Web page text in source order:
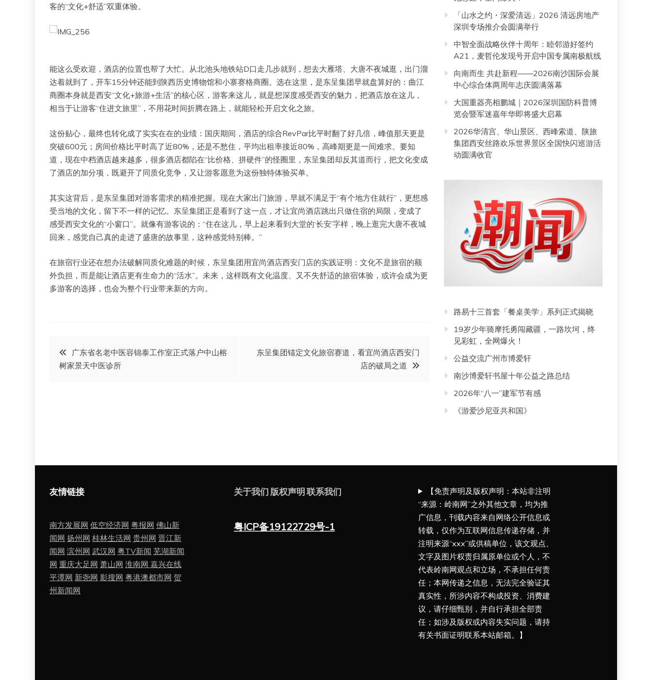
客的“文化+舒适”双重体验。
能这么受欢迎，酒店的位置也帮了大忙。从北池头地铁站D口走几步就到，想去大雁塔、大唐不夜城逛，出门溜
达着就到了，开车15分钟还能到陕西历史博物馆和小寨赛格商圈。选在这里，是东呈集团早就盘算好的：曲江
商圈本身就是西安“文化+旅游+生活”的核心区，游客来这儿，就是想深度感受西安的魅力，把酒店放在这儿，
相当于让游客“住进文旅里”，不用花时间折腾在路上，就能轻松开启文化之旅。
这份贴心，最终也转化成了实实在在的业绩：国庆期间，酒店的综合RevPar比平时翻了好几倍，峰值那天更是
突破600元；房间价格比平时高了近80%，还是不愁住，平均出租率接近80%，高峰期更是一间难求。要知
道，现在中档酒店越来越多，很多酒店都陷在“比价格、拼硬件”的怪圈里，东呈集团却反其道而行，把文化变成
了酒店的加分项，既避开了同质化竞争，又让游客愿意为这份独特体验买单。
其实这背后，是东呈集团对游客需求的精准把握。现在大家出门旅游，早就不满足于“有个地方住就行”，更想感
受当地的文化，留下不一样的记忆。东呈集团正是看到了这一点，才让宜尚酒店跳出只做住宿的局限，变成了
感受西安文化的“小窗口”。就像有游客说的：“住在这儿，早上起来看到大堂的‘长安’字样，晚上逛完大唐不夜城
回来，感觉自己真的走进了盛唐的故事里，这种感觉特别棒。”
在旅宿行业还在想办法破解同质化难题的时候，东呈集团用宜尚酒店西安门店的实践证明：文化不是旅宿的额
外负担，而是能让酒店更有生命力的“活水”。未来，这样既有文化温度、又不失舒适的旅宿体验，或许会成为更
多游客的选择，也会为整个行业带来新的方向。
文
章
广东省名老中医容锦泰工作室正式落户中山榕
树家景天中医诊所
东呈集团锚定文化旅宿赛道，看宜尚酒店西安门
店的破局之道
「山水之约・深爱清远」2026 清远房地产
深圳专场推介会圆满举行
中智全面战略伙伴十周年：睦邻游好签约
A21，麦哲伦发现号开启中国专属南极航线
向南而生 共赴新程——2026南沙国际会展
中心综合体两周年志庆圆满落幕
大国重器亮相鹏城｜2026深圳国防科普博
览会暨军迷嘉年华即将盛大启幕
2026华清宫、华山景区、西峰索道、陕旅
集团西安丝路欢乐世界景区全国快闪巡游活
动圆满收官
路易十三首套「餐桌美学」系列正式揭晓
19岁少年骑摩托勇闯藏疆，一路坎坷，终
见彩虹，全网爆火！
公益交流广州市博爱轩
南沙博爱轩书屋十年公益之路总结
2026年“八一”建军节有感
《游爱沙尼亚共和国》
友情链接
南方发展网 低空经济网 粤报网 佛山新
闻网 扬州网 桂林生活网 贵州网 晋江新
闻网 滨州网 武汉网 粤TV新闻 芜湖新闻
网 重庆大足网 萧山网 淮南网 嘉兴在线
平潭网 新尧网 影搜网 粤港澳都市网 贺
州新闻网
关于我们 版权声明 联系我们
粤ICP备19122729号-1
【免责声明及版权声明：本站非注明
“来源：岭南网”之外其他文章，均为推
广信息，刊载内容来自网络公开信息或
转载，仅作为互联网信息传递存储，并
注明来源“xxx”或供稿单位，该文观点、
文字及图片权责归属原单位或个人，不
代表岭南网观点和立场，不承担任何责
任；本网传递之信息，无法完全验证其
真实性，所涉内容不构成投资、消费建
议，请仔细甄别，并自行承担全部责
任；如涉及版权或内容失实问题，请持
有关书面证明联系本站邮箱。】